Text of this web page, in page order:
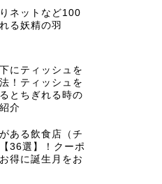
ネットなど100
る妖精の羽
にティッシュを
！ティッシュを
とちぎれる時の
介
ある飲食店（チ
36選】！クーポ
得に誕生月をお